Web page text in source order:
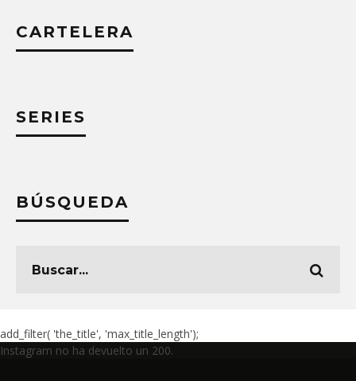
CARTELERA
SERIES
BÚSQUEDA
add_filter( 'the_title', 'max_title_length');
Instagram no ha devuelto un 200.